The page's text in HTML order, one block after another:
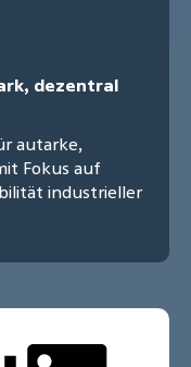
dezentral
autarke,
Fokus auf
industrieller